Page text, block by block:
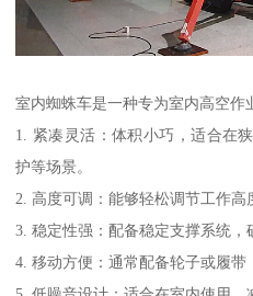
室内蜘蛛车是一种专为室内高空作
1. 紧凑灵活：体积小巧，适合在
护等场景。
2. 高度可调：能够轻松调节工作高
3. 稳定性强：配备稳定支撑系统，
4. 移动方便：通常配备轮子或履带